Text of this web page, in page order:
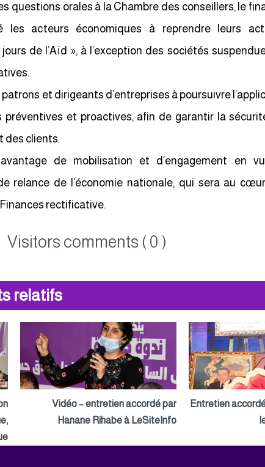
questions orales à la Chambre des conseillers, le
les acteurs économiques à reprendre leurs
de l’Aïd », à l’exception des sociétés
et dirigeants d’entreprises à poursuivre
préventives et proactives, afin de garantir la
des clients.
de mobilisation et d’engagement en
relance de l’économie nationale, qui sera au cœur
rectificative.
Visitors comments ( 0 )
relatifs
Entretien
Vidéo – entretien accordé par
Hanane Rihabe à LeSiteInfo